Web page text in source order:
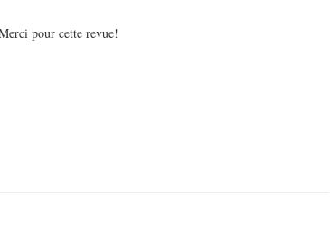
pour cette revue!